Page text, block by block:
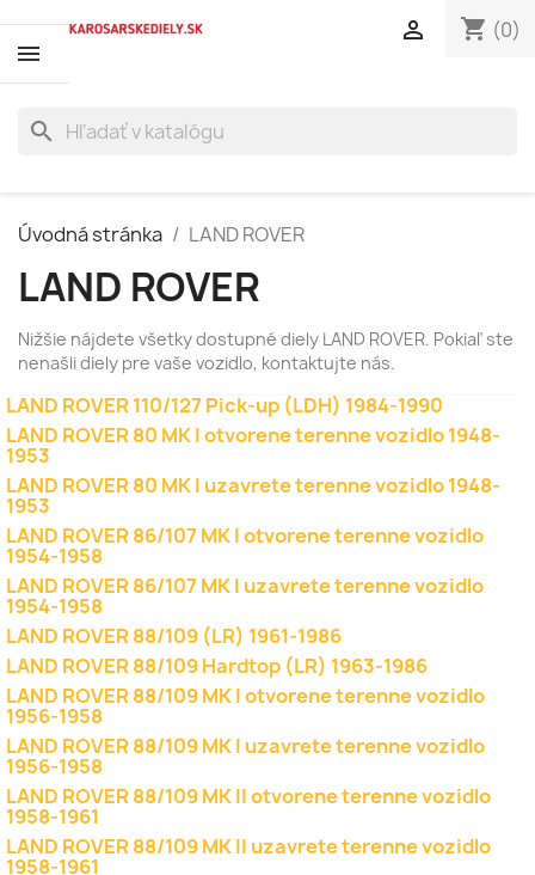
shopping_cart (0)

search
Úvodná stránka LAND ROVER
LAND ROVER
Nižšie nájdete všetky dostupné diely LAND ROVER. Pokiaľ ste
nenašli diely pre vaše vozidlo, kontaktujte nás.
LAND ROVER 110/127 Pick-up (LDH) 1984-1990
LAND ROVER 80 MK I otvorene terenne vozidlo 1948-
1953
LAND ROVER 80 MK I uzavrete terenne vozidlo 1948-
1953
LAND ROVER 86/107 MK I otvorene terenne vozidlo
1954-1958
LAND ROVER 86/107 MK I uzavrete terenne vozidlo
1954-1958
LAND ROVER 88/109 (LR) 1961-1986
LAND ROVER 88/109 Hardtop (LR) 1963-1986
LAND ROVER 88/109 MK I otvorene terenne vozidlo
1956-1958
LAND ROVER 88/109 MK I uzavrete terenne vozidlo
1956-1958
LAND ROVER 88/109 MK II otvorene terenne vozidlo
1958-1961
LAND ROVER 88/109 MK II uzavrete terenne vozidlo
1958-1961